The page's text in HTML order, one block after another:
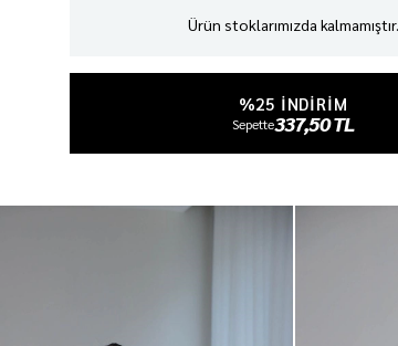
Ürün stoklarımızda kalmamıştır.
%25 INDIRIM
Sepette337,50 TL
₺450,00